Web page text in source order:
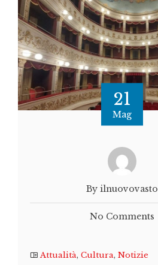
21
Mag
By ilnuovovasto
No Comments
Attualità, Cultura, Notizie